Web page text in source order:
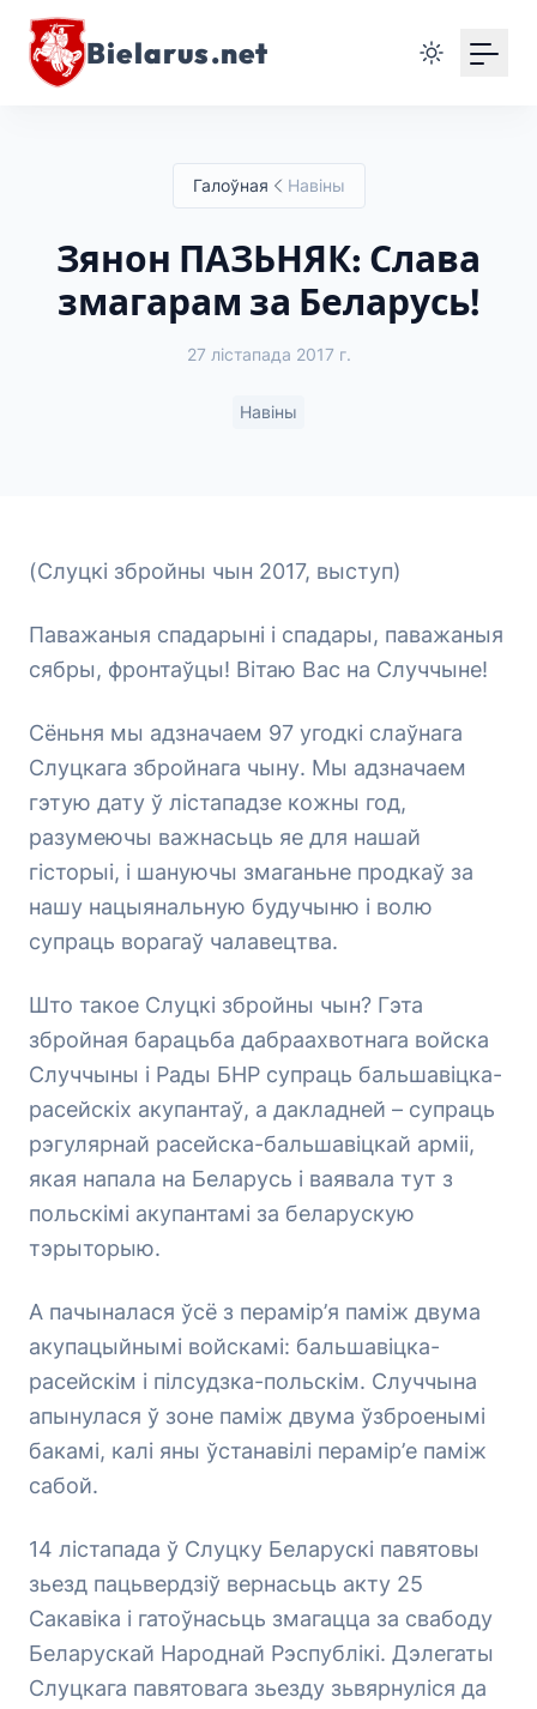
Bielarus.net
Галоўная Навіны
Зянон ПАЗЬНЯК: Слава
змагарам за Беларусь!
27 лістапада 2017 г.
Навіны
(Слуцкі збройны чын 2017, выступ)
Паважаныя спадарыні і спадары, паважаныя
сябры, фронтаўцы! Вітаю Вас на Случчыне!
Сёньня мы адзначаем 97 угодкі слаўнага
Слуцкага збройнага чыну. Мы адзначаем
гэтую дату ў лістападзе кожны год,
разумеючы важнасьць яе для нашай
гісторыі, і шануючы змаганьне продкаў за
нашу нацыянальную будучыню і волю
супраць ворагаў чалавецтва.
Што такое Слуцкі збройны чын? Гэта
збройная барацьба дабраахвотнага войска
Случчыны і Рады БНР супраць бальшавіцка-
расейскіх акупантаў, а дакладней – супраць
рэгулярнай расейска-бальшавіцкай арміі,
якая напала на Беларусь і ваявала тут з
польскімі акупантамі за беларускую
тэрыторыю.
А пачыналася ўсё з перамір’я паміж двума
акупацыйнымі войскамі: бальшавіцка-
расейскім і пілсудзка-польскім. Случчына
апынулася ў зоне паміж двума ўзброенымі
бакамі, калі яны ўстанавілі перамір’е паміж
сабой.
14 лістапада ў Слуцку Беларускі павятовы
зьезд пацьвердзіў вернасьць акту 25
Сакавіка і гатоўнасьць змагацца за свабоду
Беларускай Народнай Рэспублікі. Дэлегаты
Слуцкага павятовага зьезду зьвярнуліся да